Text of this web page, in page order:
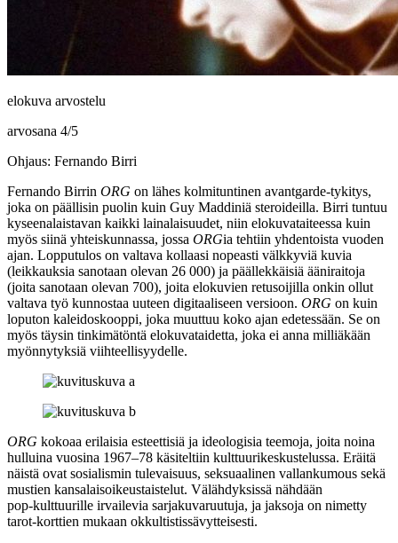
elokuva arvostelu
arvosana 4/5
Ohjaus: Fernando Birri
Fernando Birrin ORG on lähes kolmituntinen avantgarde-tykitys,
joka on päällisin puolin kuin Guy Maddiniä steroideilla. Birri tuntuu
kyseenalaistavan kaikki lainalaisuudet, niin elokuvataiteessa kuin
myös siinä yhteiskunnassa, jossa ORGia tehtiin yhdentoista vuoden
ajan. Lopputulos on valtava kollaasi nopeasti välkkyviä kuvia
(leikkauksia sanotaan olevan 26 000) ja päällekkäisiä ääniraitoja
(joita sanotaan olevan 700), joita elokuvien retusoijilla onkin ollut
valtava työ kunnostaa uuteen digitaaliseen versioon. ORG on kuin
loputon kaleidoskooppi, joka muuttuu koko ajan edetessään. Se on
myös täysin tinkimätöntä elokuvataidetta, joka ei anna milliäkään
myönnytyksiä viihteellisyydelle.
ORG kokoaa erilaisia esteettisiä ja ideologisia teemoja, joita noina
hulluina vuosina 1967–78 käsiteltiin kulttuurikeskustelussa. Eräitä
näistä ovat sosialismin tulevaisuus, seksuaalinen vallankumous sekä
mustien kansalaisoikeustaistelut. Välähdyksissä nähdään
pop‑kulttuurille irvailevia sarjakuvaruutuja, ja jaksoja on nimetty
tarot-korttien mukaan okkultistissävytteisesti.